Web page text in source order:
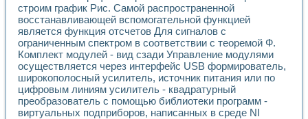
Опыт разработки LabVIEW лабораторных практикумов
Проблемы повышения качества образования и
Развитие LabVIEW лабораторного практикума по
Разработка виртуальной лаборатории по электротехнике
Усовершенствованные алгоритмы частотного анализа
Об опыте работы учебного центра «Технологии
Технологии NI в магистерской программе «Прикладная
Система диагностики двигателей постоянного тока
Автоматизированный стенд формирования
строим график Рис. Самой распространенной
восстанавливающей вспомогательной функцией
является функция отсчетов Для сигналов с
ограниченным спектром в соответствии с теоремой Ф.
Комплект модулей - вид сзади Управление модулями
осуществляется через интерфейс USB формирователь,
широкополосный усилитель, источник питания или по
цифровым линиям усилитель - квадратурный
преобразователь с помощью библиотеки программ -
виртуальных подприборов, написанных в среде NI